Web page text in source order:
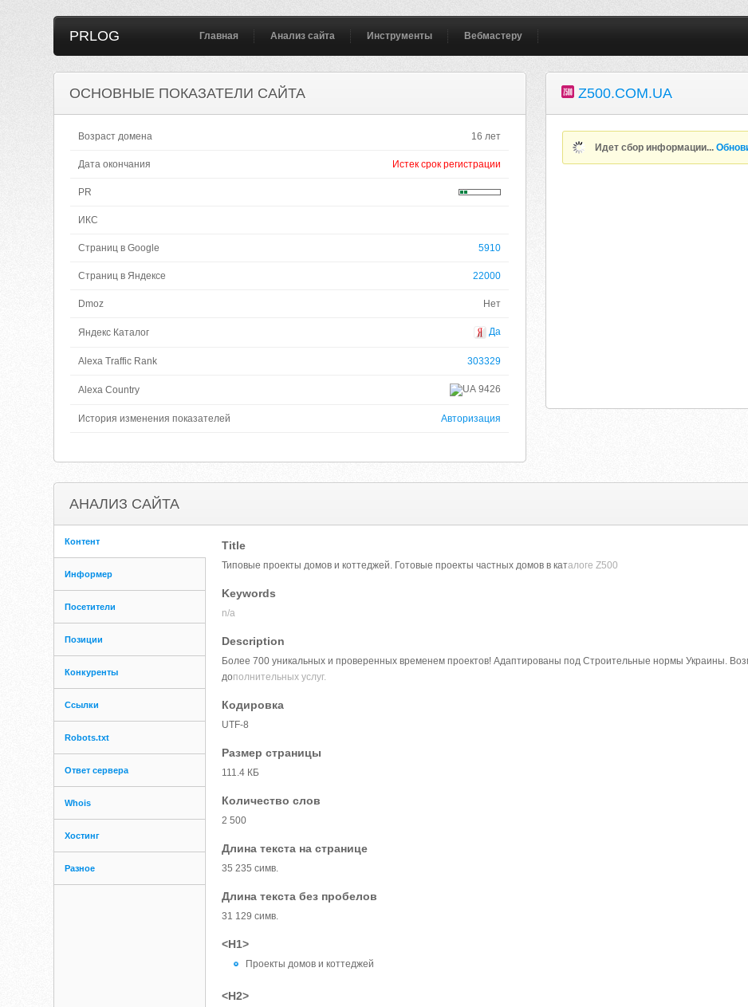
PRLOG Главная Анализ сайта Инструменты Вебмастеру
ОСНОВНЫЕ ПОКАЗАТЕЛИ САЙТА
Возраст домена 16 лет
Дата окончания Истек срок регистрации
PR
ИКС
Страниц в Google 5910
Страниц в Яндексе 22000
Dmoz Нет
Яндекс Каталог Да
Alexa Traffic Rank 303329
Alexa Country 9426
История изменения показателей Авторизация
Z500.COM.UA
Идет сбор информации...
АНАЛИЗ САЙТА
Контент
Информер
Посетители
Позиции
Конкуренты
Ссылки
Robots.txt
Ответ сервера
Whois
Хостинг
Разное
Title
Типовые проекты домов и коттеджей. Готовые проекты частных домов в каталоге Z500
Keywords
n/a
Description
Более 700 уникальных и проверенных временем проектов! Адаптированы под Строительные нормы Украины.
дополнительных услуг.
Кодировка
UTF-8
Размер страницы
111.4 КБ
Количество слов
2 500
Длина текста на странице
35 235 симв.
Длина текста без пробелов
31 129 симв.
<H1>
Проекты домов и коттеджей
<H2>